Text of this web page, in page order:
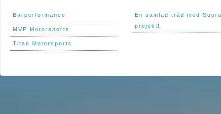
Barperformance
MVP Motorsports
Titan Motorsports
En samlad tråd med
projekt!